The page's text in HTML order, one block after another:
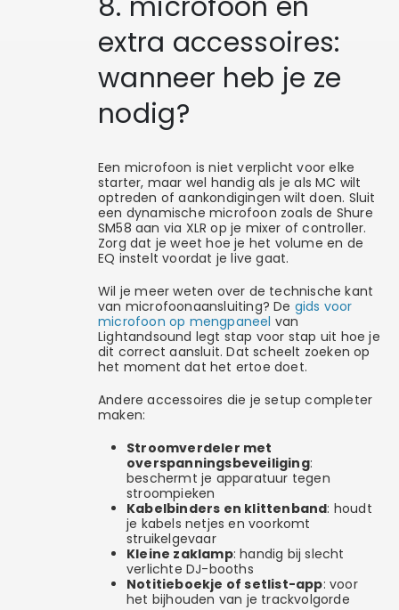
8. microfoon en
extra accessoires:
wanneer heb je ze
nodig?
Een microfoon is niet verplicht voor elke
starter, maar wel handig als je als MC wilt
optreden of aankondigingen wilt doen. Sluit
een dynamische microfoon zoals de Shure
SM58 aan via XLR op je mixer of controller.
Zorg dat je weet hoe je het volume en de
EQ instelt voordat je live gaat.
Wil je meer weten over de technische kant
van microfoonaansluiting? De gids voor
microfoon op mengpaneel van
Lightandsound legt stap voor stap uit hoe je
dit correct aansluit. Dat scheelt zoeken op
het moment dat het ertoe doet.
Andere accessoires die je setup completer
maken:
Stroomverdeler met
overspanningsbeveiliging:
beschermt je apparatuur tegen
stroompieken
Kabelbinders en klittenband: houdt
je kabels netjes en voorkomt
struikelgevaar
Kleine zaklamp: handig bij slecht
verlichte DJ-booths
Notitieboekje of setlist-app: voor
het bijhouden van je trackvolgorde